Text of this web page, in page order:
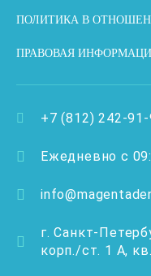
ПОЛИТИКА В
ПРАВОВАЯ
+7 (812) 242-
Ежедневно с
г. Санкт-
корп./ст. 1 А,